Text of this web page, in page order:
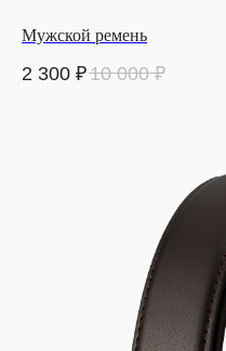
Мужской ремень
2 300 ₽10 000 ₽